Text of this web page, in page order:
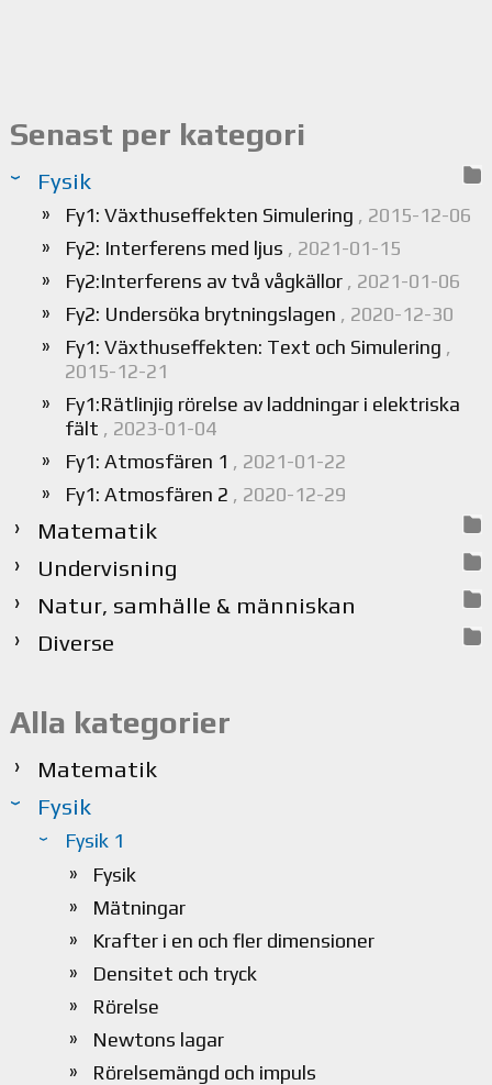
Senast per kategori
Fysik
Fy1: Växthuseffekten Simulering , 2015-12-06
Fy2: Interferens med ljus , 2021-01-15
Fy2:Interferens av två vågkällor , 2021-01-06
Fy2: Undersöka brytningslagen , 2020-12-30
Fy1: Växthuseffekten: Text och Simulering ,
2015-12-21
Fy1:Rätlinjig rörelse av laddningar i elektriska
fält , 2023-01-04
Fy1: Atmosfären 1 , 2021-01-22
Fy1: Atmosfären 2 , 2020-12-29
Matematik
Undervisning
Natur, samhälle & människan
Diverse
Alla kategorier
Matematik
Fysik
Fysik 1
Fysik
Mätningar
Krafter i en och fler dimensioner
Densitet och tryck
Rörelse
Newtons lagar
Rörelsemängd och impuls